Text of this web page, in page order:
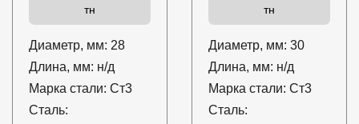
тн
Диаметр, мм: 28
Длина, мм: н/д
Марка стали: Ст3
Сталь:
тн
Диаметр, мм: 30
Длина, мм: н/д
Марка стали: Ст3
Сталь: